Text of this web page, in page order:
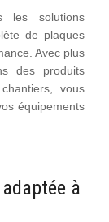
les solutions
de plaques
Avec plus
des produits
vous
équipements
à